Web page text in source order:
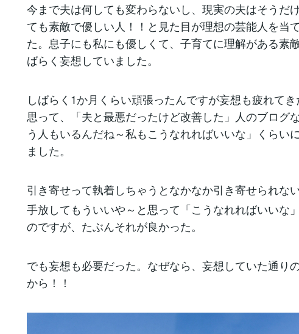
今まで夫は何しても変わらないし、現実の夫はそうだ
ても素敵で優しい人！！と見た目が理想の芸能人を当
た。息子にも私にも優しくて、子育てに理解がある素
ばらく妄想していました。
しばらく1か月くらい頑張ったんですが妄想も疲れて
思って、「夫と最悪だったけど改善した」人のブログ
う人もいるんだね～私もこうなれればいいな」くらい
ました。
引き寄せって執着しちゃうとなかなか引き寄せられな
手放してもういいや～と思って「こうなれればいいな
のですが、たぶんそれが良かった。
でも妄想も必要だった。なぜなら、妄想していた通り
から！！